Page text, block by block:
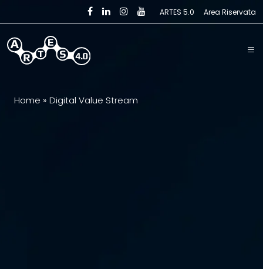
Skip to main content ARTES 5.0 Area Riservata
Home » Digital Value Stream